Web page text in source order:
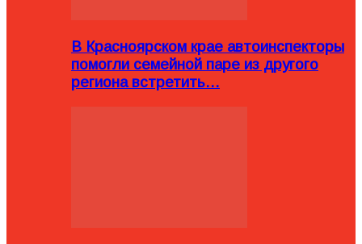
В Красноярском крае автоинспекторы
помогли семейной паре из другого
региона встретить…